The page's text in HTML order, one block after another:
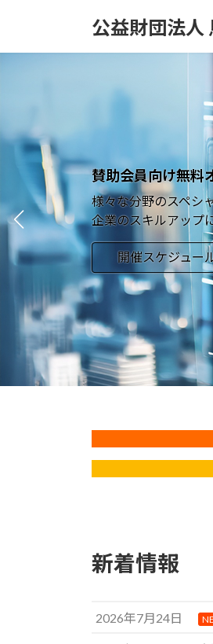
キ
に
公益財団法人
賛助会員向け無料
様々な分野のスペシ
企業のスキルアップ
開催スケジュー
新着情報
2026年7月24日